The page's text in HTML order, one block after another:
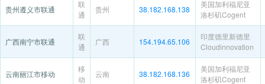
贵州遵义市联通
联
通
贵州 38.182.168.138
美国加利福尼亚
洛杉矶Cogent
广西南宁市联通
联
通
广西 154.194.65.106
印度德里新德里
Cloudinnovation
云南丽江市移动
移
动
云南 38.182.168.136
美国加利福尼亚
洛杉矶Cogent